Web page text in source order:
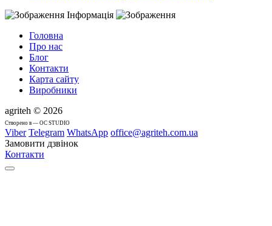
Інформація
Головна
Про нас
Блог
Контакти
Карта сайту
Виробники
agriteh © 2026
Cтворено в — OC STUDIO
Viber Telegram WhatsApp office@agriteh.com.ua
Замовити дзвінок
Контакти